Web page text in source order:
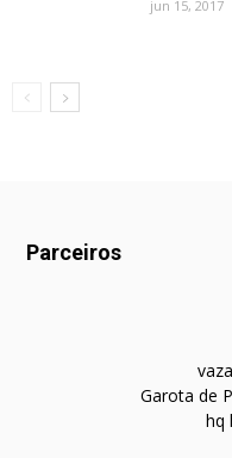
jun 15, 2017
Parceiros
Garota de
hq